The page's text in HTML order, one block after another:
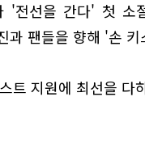
'전선을 간다' 첫 소
과 팬들을 향해 '손
트 지원에 최선을 다